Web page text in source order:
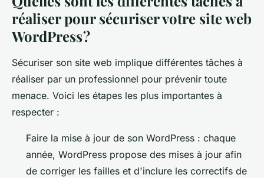
réaliser pour sécuriser votre site web
WordPress ?
Sécuriser son site web implique différentes tâches à
réaliser par un professionnel pour prévenir toute
menace. Voici les étapes les plus importantes à
respecter :
Faire la mise à jour de son WordPress : chaque
année, WordPress propose des mises à jour afin
de corriger les failles et d'inclure les correctifs de